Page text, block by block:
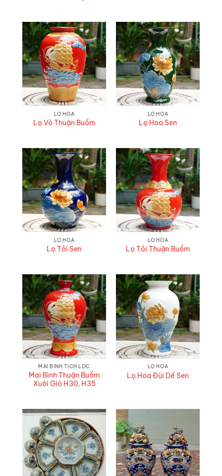
LỌ HOA
Lọ Vò Thuận Buồm
LỌ HOA
Lọ Hoa Sen
LỌ HOA
Lọ Tỏi Sen
LỌ HOA
Lọ Tỏi Thuận Buồm
MAI BÌNH TÍCH LỘC
Mai Bình Thuận Buồm
Xuôi Gió H30, H35
LỌ HOA
Lọ Hoa Đùi Dế Sen